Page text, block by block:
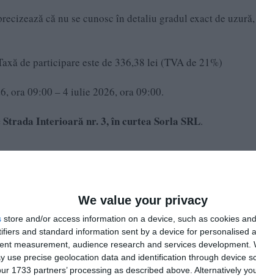
We value your privacy
store and/or access information on a device, such as cookies
and standard information sent by a device for personalised
measurement, audience research and services development.
use precise geolocation data and identification through device
1733 partners’ processing as described above. Alternatively
că nu se cunosc în detaliu gradul exact de uzură,
de participare este de 336,38 lei (TVA de 21%)
ora 09:00 – 4 iulie 2026, ora 09:00.
Strada Interioară nr. 3, în curtea Sorla SRL.